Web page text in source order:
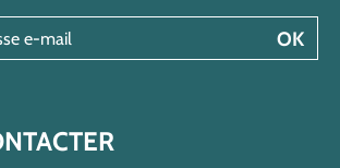
OK